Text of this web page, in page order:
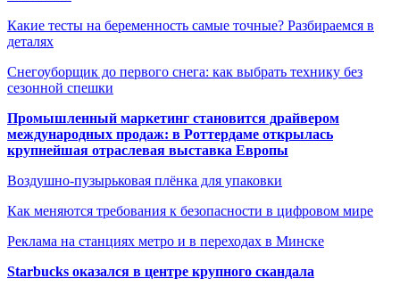
Какие тесты на беременность самые точные? Разбираемся в
деталях
Снегоуборщик до первого снега: как выбрать технику без
сезонной спешки
Промышленный маркетинг становится драйвером
международных продаж: в Роттердаме открылась
крупнейшая отраслевая выставка Европы
Воздушно-пузырьковая плёнка для упаковки
Как меняются требования к безопасности в цифровом мире
Реклама на станциях метро и в переходах в Минске
Starbucks оказался в центре крупного скандала